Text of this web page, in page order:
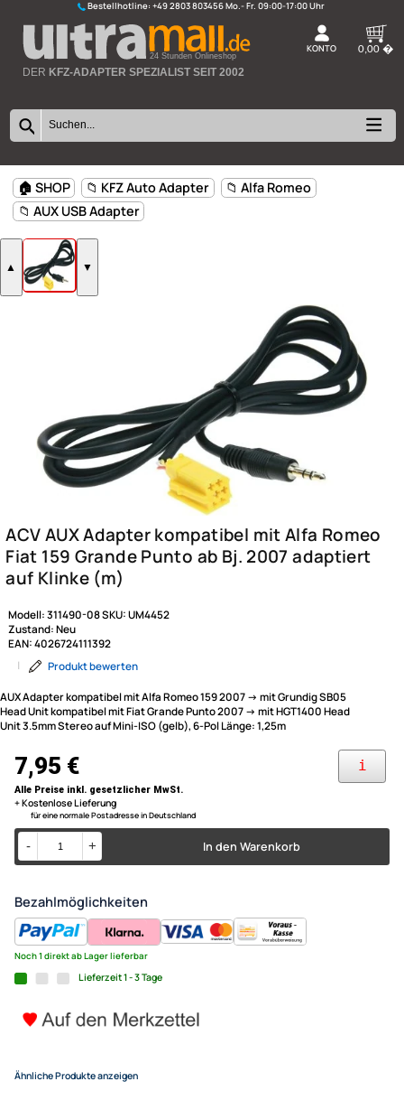
Bestellhotline:+49 2803 803456
24 Stunden Onlineshop
🏠 SHOP 📁 KFZ Auto Adapter
📁 AUX USB Adapter
▲ ▼
ACV AUX Adapter
auf Klinke (m)
AUX Adapter kompatibel mit Alfa Romeo 159 2007 -> mit Grundig SB05
Head Unit kompatibel mit Fiat Grande Punto 2007 -> mit HGT1400 Head
Unit 3.5mm Stereo auf Mini-ISO (gelb), 6-Pol Länge: 1,25m
Zustand:Neu
EAN:4026724111392
7,95 €
Alle Preise inkl. gesetzlicher MwSt.